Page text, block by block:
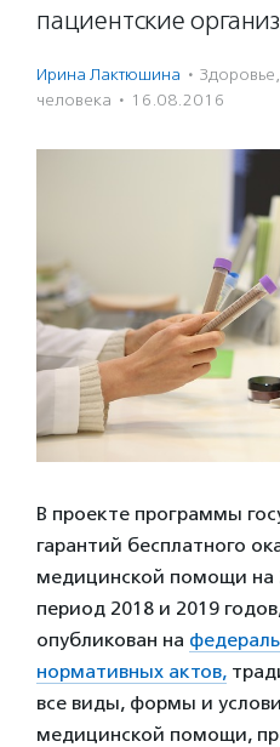
пациентские
Ирина Лактюшина · Здоровье,
человека · 16.08.2016
В проекте программы
гарантий бесплатного
медицинской помощи на
период 2018 и 2019
опубликован на
нормативных актов,
все виды, формы и
медицинской помощи,